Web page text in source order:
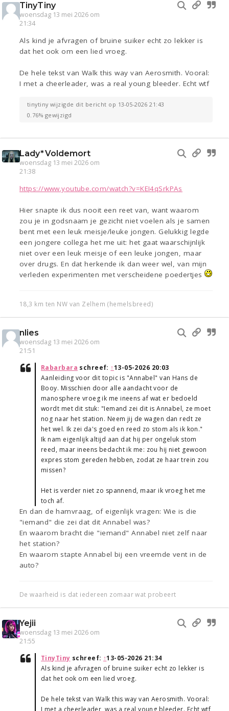
TinyTiny
woensdag 13 mei 2026 om
21:34
Als kind je afvragen of bruine suiker echt zo lekker is
dat het ook om een lied vroeg.
De hele tekst van Walk this way van Aerosmith. Vooral:
I met a cheerleader, was a real young bleeder. Echt wtf
tinytiny wijzigde dit bericht op 13-05-2026 21:43
0.76% gewijzigd
Lady*Voldemort
woensdag 13 mei 2026 om
21:38
https://www.youtube.com/watch?v=KEI4qSrkPAs
Hier snapte ik dus nooit een reet van, want waarom
zou je in godsnaam je gezicht niet voelen als je samen
bent met een leuk meisje/leuke jongen. Gelukkig legde
een jongere collega het me uit: het gaat waarschijnlijk
niet over een leuk meisje of een leuke jongen, maar
over drugs. En dat herkende ik dan weer wel, van mijn
verleden experimenten met verscheidene poedertjes
18,3 km ten NW van Zelhem (hemelsbreed)
nlies
woensdag 13 mei 2026 om
21:51
Rabarbara schreef: ↑13-05-2026 20:03
Aanleiding voor dit topic is "Annabel" van Hans de
Booy. Misschien door alle aandacht voor de
manosphere vroeg ik me ineens af wat er bedoeld
wordt met dit stuk: "Iemand zei dit is Annabel, ze moet
nog naar het station. Neem jij de wagen dan redt ze
het wel. Ik zei da's goed en reed zo stom als ik kon."
Ik nam eigenlijk altijd aan dat hij per ongeluk stom
reed, maar ineens bedacht ik me: zou hij niet gewoon
expres stom gereden hebben, zodat ze haar trein zou
missen?
Het is verder niet zo spannend, maar ik vroeg het me
toch af.
En dan de hamvraag, of eigenlijk vragen: Wie is die
"iemand" die zei dat dit Annabel was?
En waarom bracht die "iemand" Annabel niet zelf naar
het station?
En waarom stapte Annabel bij een vreemde vent in de
auto?
De waarheid is dat iedereen zomaar wat probeert
Yejii
woensdag 13 mei 2026 om
21:55
TinyTiny schreef: ↑13-05-2026 21:34
Als kind je afvragen of bruine suiker echt zo lekker is
dat het ook om een lied vroeg.
De hele tekst van Walk this way van Aerosmith. Vooral: